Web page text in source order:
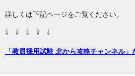
詳しくは下記ページをご覧ください。
⇩ ⇩ ⇩ ⇩ ⇩
「教員採用試験 北から攻略チャンネル」